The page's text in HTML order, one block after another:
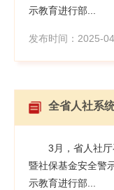
示教育进行部...
发布时间：2025-
全省人社系
3月，省人社厅
暨社保基金安全警
示教育进行部...